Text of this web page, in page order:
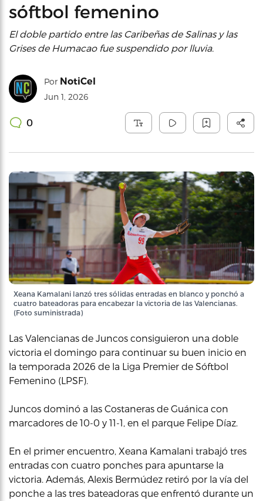
sóftbol femenino
El doble partido entre las Caribeñas de Salinas y las
Grises de Humacao fue suspendido por lluvia.
Por NotiCel
Jun 1, 2026
0
Xeana Kamalani lanzó tres sólidas entradas en blanco y ponchó a
cuatro bateadoras para encabezar la victoria de las Valencianas.
(Foto suministrada)
Las Valencianas de Juncos consiguieron una doble
victoria el domingo para continuar su buen inicio en
la temporada 2026 de la Liga Premier de Sóftbol
Femenino (LPSF).
Juncos dominó a las Costaneras de Guánica con
marcadores de 10-0 y 11-1, en el parque Felipe Díaz.
En el primer encuentro, Xeana Kamalani trabajó tres
entradas con cuatro ponches para apuntarse la
victoria. Además, Alexis Bermúdez retiró por la vía del
ponche a las tres bateadoras que enfrentó durante un